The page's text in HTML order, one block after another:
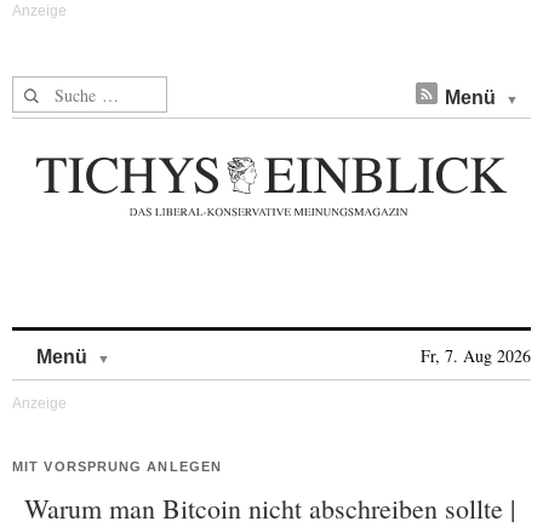
Suche nach: Menü
Menü Fr, 7. Aug 2026
MIT VORSPRUNG ANLEGEN
Warum man Bitcoin nicht abschreiben sollte |